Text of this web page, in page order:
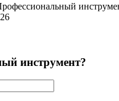
инструмент?